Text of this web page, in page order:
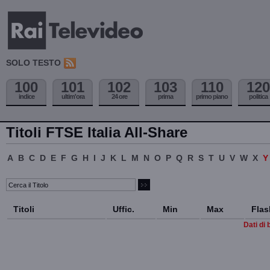
SOLO TESTO
100
indice
101
ultim'ora
102
24 ore
103
prima
110
primo piano
120
politica
Titoli FTSE Italia All-Share
A B C D E F G H I J K L M N O P Q R S T U V W X Y
Titoli Uffic. Min Max
Dati di